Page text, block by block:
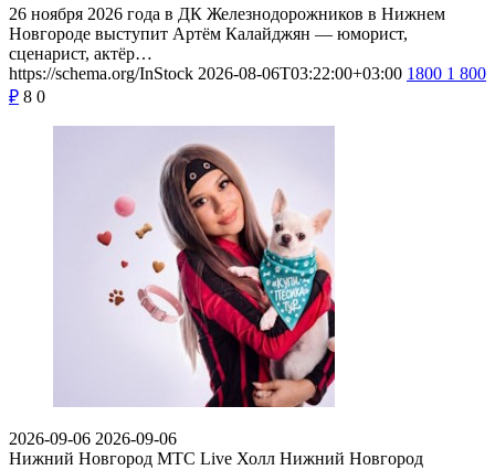
26 ноября 2026 года в ДК Железнодорожников в Нижнем
Новгороде выступит Артём Калайджян — юморист,
сценарист, актёр…
https://schema.org/InStock 2026-08-06T03:22:00+03:00 1800 1 800
₽ 8 0
2026-09-06 2026-09-06
Нижний Новгород МТС Live Холл Нижний Новгород